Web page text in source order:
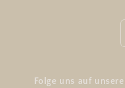
Folge uns auf